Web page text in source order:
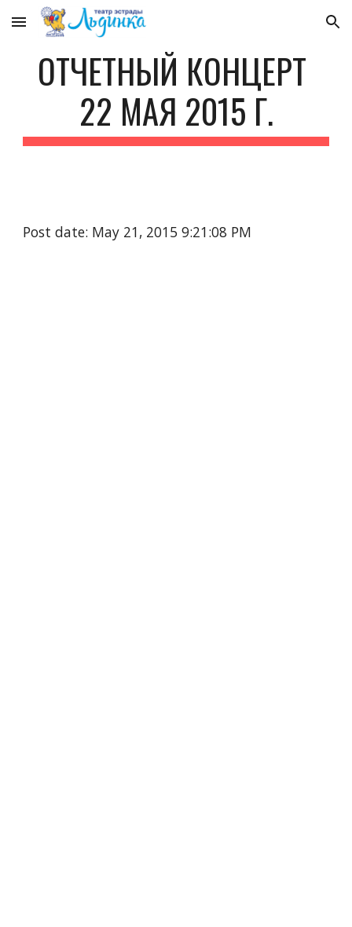
Skip to main content Skip to navigation
ОТЧЕТНЫЙ КОНЦЕРТ
22 МАЯ 2015 Г.
Post date: May 21, 2015 9:21:08 PM